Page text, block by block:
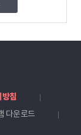
침
다운로드